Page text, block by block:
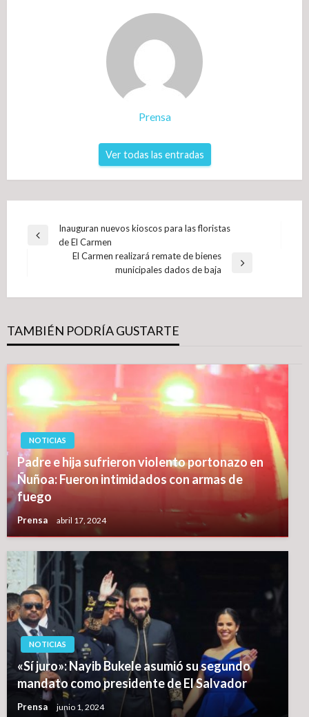
Prensa
Ver todas las entradas
Navegación
Entrada
Inauguran nuevos kioscos para las floristas
de El Carmen
El Carmen realizará remate de bienes
municipales dados de baja
TAMBIÉN PODRÍA GUSTARTE
NOTICIAS
Padre e hija sufrieron violento portonazo en
Ñuñoa: Fueron intimidados con armas de
fuego
Prensa abril 17, 2024
NOTICIAS
«Sí juro»: Nayib Bukele asumió su segundo
mandato como presidente de El Salvador
Prensa junio 1, 2024